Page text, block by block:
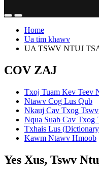
Home
Ua tim khawv
UA TSWV NTUJ
COV ZAJ
Txoj Tuam Kev Teev
Ntawv Cog Lus Qub
Nkauj Cav Txog
Nqua Suab Cav Txog
Txhais Lus
Kawm Ntawv Hmoob
Yes Xus, Tswv